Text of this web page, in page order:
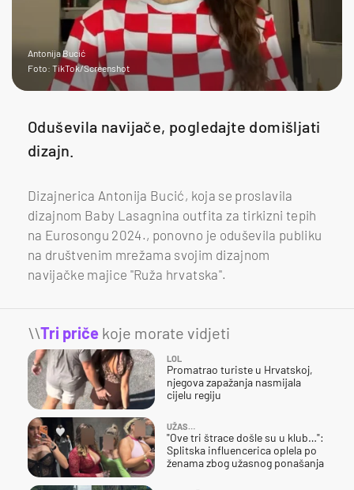
Antonija Bucić
Foto: TikTok/Screenshot
Oduševila navijače, pogledajte domišljati
dizajn.
Dizajnerica Antonija Bucić, koja se proslavila
dizajnom Baby Lasagnina outfita za tirkizni tepih
na Eurosongu 2024., ponovno je oduševila publiku
na društvenim mrežama svojim dizajnom
navijačke majice "Ruža hrvatska".
\\Tri priče koje morate vidjeti
LOL
Promatrao turiste u Hrvatskoj,
njegova zapažanja nasmijala
cijelu regiju
UŽAS…
"Ove tri štrace došle su u klub…":
Splitska influencerica oplela po
ženama zbog užasnog ponašanja